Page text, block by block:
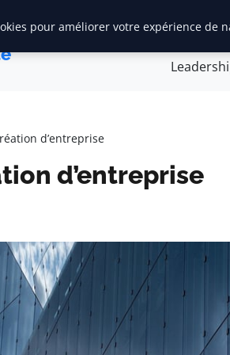
Accueil
d’entreprise
d’entreprise
pour améliorer votre expérience